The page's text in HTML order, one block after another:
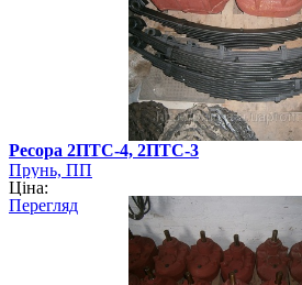
Ресора 2ПТС-4, 2ПТС-3
Прунь, ПП
Ціна:
Перегляд